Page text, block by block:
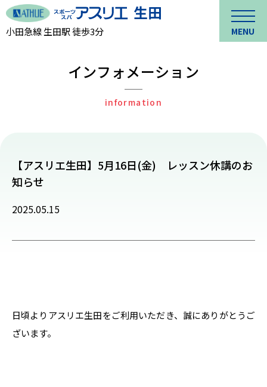
小田急線 生田駅 徒歩3分 MENU
インフォメーション
information
【アスリエ生田】5月16日(金) レッスン休講のお
知らせ
2025.05.15
日頃よりアスリエ生田をご利用いただき、誠にありがとうご
ざいます。